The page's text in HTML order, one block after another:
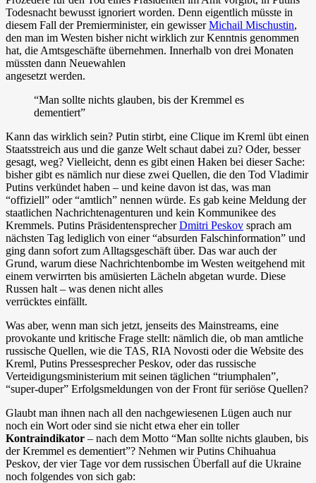
Todesnacht bewusst ignoriert worden. Denn eigentlich müsste in
diesem Fall der Premierminister, ein gewisserMichail Mischustin,
den man im Westen bisher nicht wirklich zur Kenntnis genommen
hat, die Amtsgeschäfte übernehmen. Innerhalb von drei Monaten
müssten dann Neuewahlen
angesetzt werden.
“Man sollte nichts glauben, bis der Kremmel es
dementiert”
Kann das wirklich sein? Putin stirbt, eine Clique im Kreml übt einen
Staatsstreich aus und die ganze Welt schaut dabei zu? Oder, besser
gesagt, weg? Vielleicht, denn es gibt einen Haken bei dieser Sache:
bisher gibt es nämlich nur diese zwei Quellen, die den Tod Vladimir
Putins verkündet haben – und keine davon ist das, was man
“offiziell” oder “amtlich” nennen würde. Es gab keine Meldung der
staatlichen Nachrichtenagenturen und kein Kommunikee des
Kremmels. Putins PräsidentensprecherDmitri Peskov sprach am
nächsten Tag lediglich von einer “absurden Falschinformation” und
ging dann sofort zum Alltagsgeschäft über. Das war auch der
Grund, warum diese Nachrichtenbombe im Westen weitgehend mit
einem verwirrten bis amüsierten Lächeln abgetan wurde. Diese
Russen halt – was denen nicht alles
verrücktes einfällt.
Was aber, wenn man sich jetzt, jenseits des Mainstreams, eine
provokante und kritische Frage stellt: nämlich die, ob man amtliche
russische Quellen, wie die TAS, RIA Novosti oder die Website des
Kreml, Putins Pressesprecher Peskov, oder das russische
Verteidigungsministerium mit seinen täglichen “triumphalen”,
“super-duper” Erfolgsmeldungen von der Front für seriöse Quellen?
Glaubt man ihnen nach all den nachgewiesenen Lügen auch nur
noch ein Wort oder sind sie nicht etwa eher ein toller
Kontraindikator – nach dem Motto “Man sollte nichts glauben, bis
der Kremmel es dementiert”? Nehmen wir Putins Chihuahua
Peskov, der vier Tage vor dem russischen Überfall auf die Ukraine
noch folgendes von sich gab: